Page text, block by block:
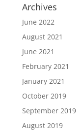
Archives
June 2022
August 2021
June 2021
February 2021
January 2021
October 2019
September 2019
August 2019